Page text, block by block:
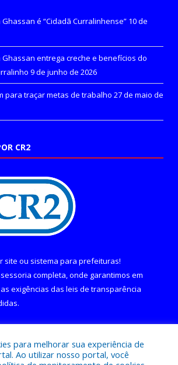
é “Cidadã Curralinhense” 10 de
entrega creche e benefícios do
9 de junho de 2026
para traçar metas de trabalho 27 de maio de
CR2
site ou sistema para prefeituras!
completa, onde garantimos em
exigências das leis de transparência
para melhorar sua experiência de
Ao utilizar nosso portal, você